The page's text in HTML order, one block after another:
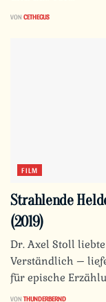
VON CETHEGUS
FILM
Strahlende
(2019)
Dr. Axel Stoll
Verständlich –
für epische
VON THUNDERBERND